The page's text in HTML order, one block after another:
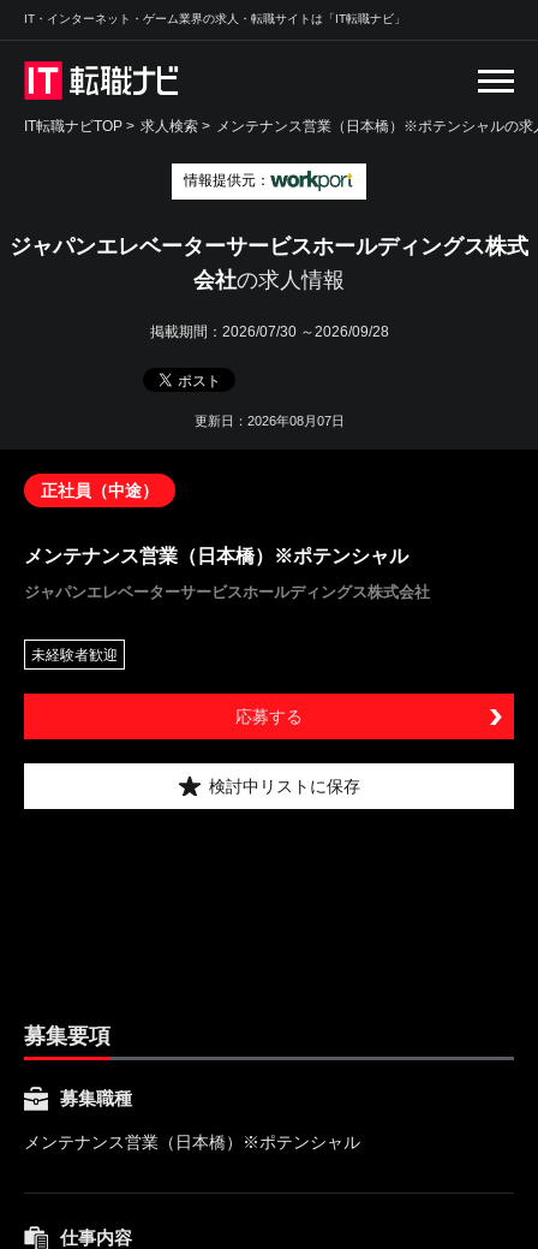
IT・インターネット・ゲーム業界の求人・転職サイトは「IT転職ナビ」
IT転職ナビTOP > 求人検索 > メンテナンス営業（日本橋）※ポテンシャルの求
情報提供元：
ジャパンエレベーターサービスホールディングス株式
会社の求人情報
掲載期間： 2026/07/30 ～2026/09/28
更新日：2026年08月07日
正社員（中途）
メンテナンス営業（日本橋）※ポテンシャル
ジャパンエレベーターサービスホールディングス株式会社
未経験者歓迎
応募する
検討中リストに保存
募集要項
募集職種
メンテナンス営業（日本橋）※ポテンシャル
仕事内容